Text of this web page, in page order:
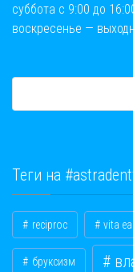
суббота с 9:00 до
воскресенье —
Теги на
reciproc vita
бруксизм